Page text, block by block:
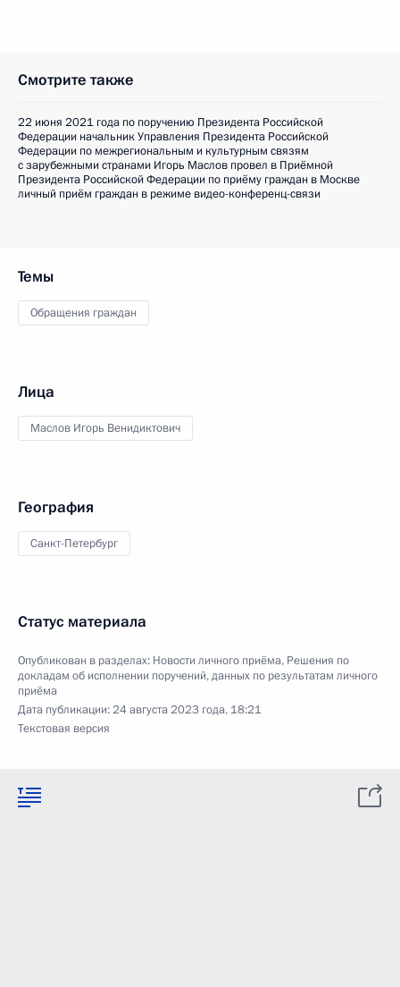
Смотрите также
22 июня 2021 года по поручению Президента Российской
Федерации начальник Управления Президента Российской
Федерации по межрегиональным и культурным связям
с зарубежными странами Игорь Маслов провел в Приёмной
Президента Российской Федерации по приёму граждан в Москве
личный приём граждан в режиме видео-конференц-связи
Темы
Обращения граждан
Лица
Маслов Игорь Венидиктович
География
Санкт-Петербург
Статус материала
Опубликован в разделах: Новости личного приёма, Решения по
докладам об исполнении поручений, данных по результатам личного
приёма
Дата публикации:24 августа 2023 года, 18:21
Текстовая версия